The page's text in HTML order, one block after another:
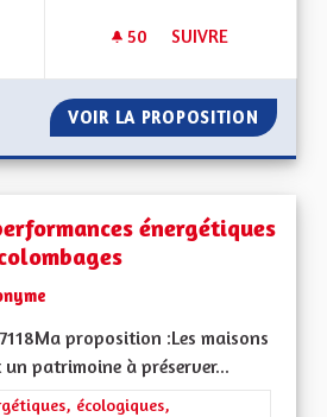
50 50 ABONNÉS
SUIVRE
VOIR LA PROPOSITION
énergétiques
proposition :Les maisons
patrimoine à préserver...
la catégorie : Les transitions
écologiques,